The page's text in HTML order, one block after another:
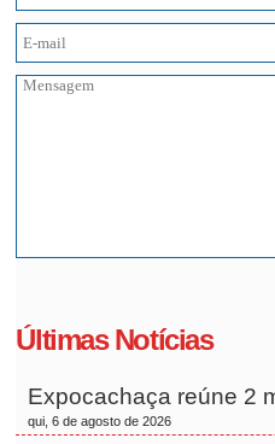
Últimas Notícias
Expocachaça reúne 2
qui, 6 de agosto de 2026